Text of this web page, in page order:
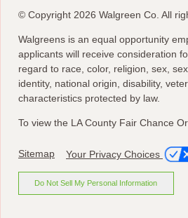
© Copyright 2026 Walgreen Co. All
Walgreens is an equal opportunity
applicants will receive consideration
regard to race, color, religion, sex,
identity, national origin, disability,
characteristics protected by law.
To view the LA County Fair Chance
Sitemap Your Privacy Choices
Do Not Sell My Personal Information